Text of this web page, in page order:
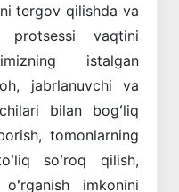
tergov qilishda va
vaqtini
istalgan
jabrlanuvchi va
bilan bogʻliq
tomonlarning
soʻroq qilish,
imkonini